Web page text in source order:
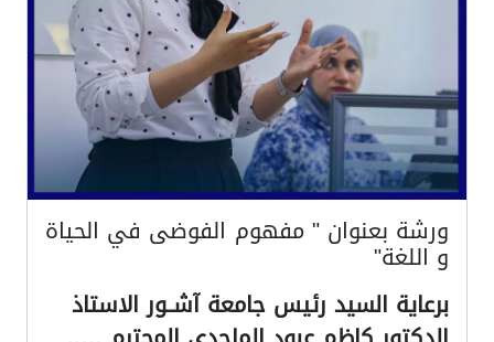
ورشة بعنوان " مفهوم الفوضى في الحياة
و اللغة"
برعاية السيد رئيس جامعة آشــور الاستاذ